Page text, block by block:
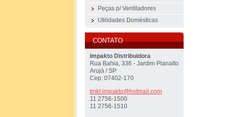
Peças p/ Ventiladores
Utilidades Domésticas
CONTATO
Impakto Distribuidora
Rua Bahia, 336 - Jardim Planalto
Arujá / SP
Cep: 07402-170
tmkt.impakto@hotmail.com
11 2756-1500
11 2756-1510